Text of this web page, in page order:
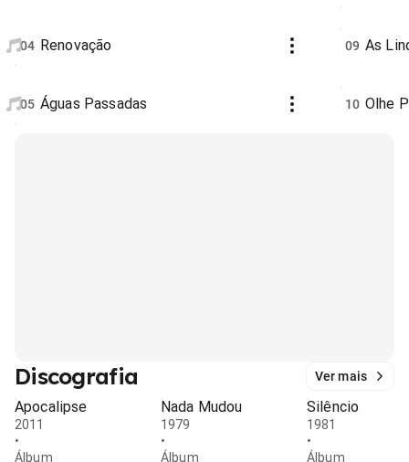
04 Renovação
05 Águas Passadas
09 As
10 Olhe
Discografia Ver mais
Apocalipse
2011
•
Álbum
Nada Mudou
1979
•
Álbum
Silêncio
1981
•
Álbum